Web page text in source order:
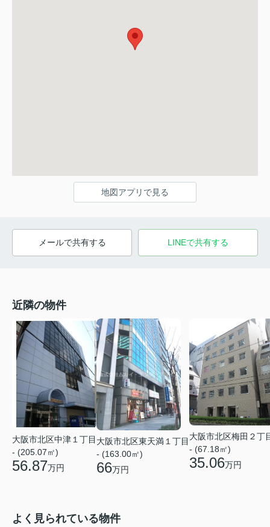
地図アプリで見る
メールで共有する LINEで共有する
近隣の物件
大阪市北区中津１丁目
- (205.07㎡)
56.87万円
大阪市北区東天満１丁目
- (163.00㎡)
66万円
大阪市北区梅田２丁
- (67.18㎡)
35.06万円
よく見られている物件